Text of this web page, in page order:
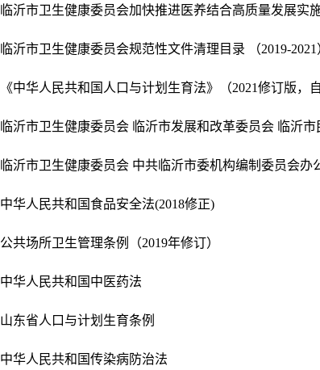
临沂市卫生健康委员会加快推进医养结合高质量发展实
临沂市卫生健康委员会规范性文件清理目录 （2019-2021
中华人民共和国食品安全法(2018修正)
公共场所卫生管理条例（2019年修订）
中华人民共和国中医药法
山东省人口与计划生育条例
中华人民共和国传染病防治法